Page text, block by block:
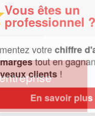
un
?
chiffre d'affaireset
en gagnant de
!
plus